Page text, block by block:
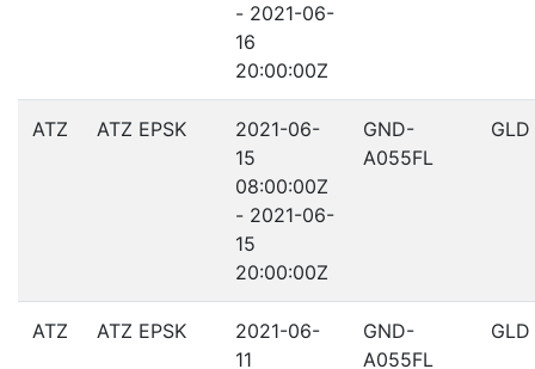
- 2021-06-
16
20:00:00Z
ATZ ATZ EPSK
2021-06-
15
08:00:00Z
- 2021-06-
15
20:00:00Z
GND-
A055FL
GLD
ATZ ATZ EPSK
2021-06-
11
GND-
A055FL
GLD